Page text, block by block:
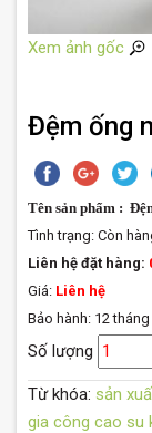
Xem ảnh gốc
Đệm ống
Tên sản phẩm :
Tình trạng: Còn
Liên hệ đặt hàng:
Giá: Liên hệ
Bảo hành: 12 tháng
Số lượng
Từ khóa: sản
gia công cao su